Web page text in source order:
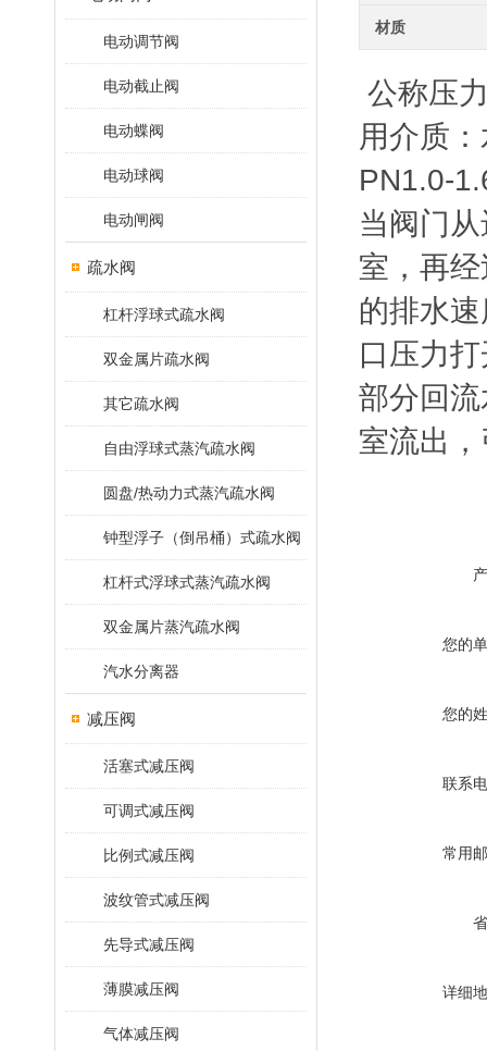
电动调节阀
电动截止阀
电动蝶阀
电动球阀
电动闸阀
疏水阀
杠杆浮球式疏水阀
双金属片疏水阀
其它疏水阀
自由浮球式蒸汽疏水阀
圆盘/热动力式蒸汽疏水阀
钟型浮子（倒吊桶）式疏水阀
杠杆式浮球式蒸汽疏水阀
双金属片蒸汽疏水阀
汽水分离器
减压阀
活塞式减压阀
可调式减压阀
比例式减压阀
波纹管式减压阀
先导式减压阀
薄膜减压阀
气体减压阀
材质
公称压
用介质
PN1.0-
当阀门
室，再
的排水
口压力
部分回
室流出
您的
您的
联系
常用
详细